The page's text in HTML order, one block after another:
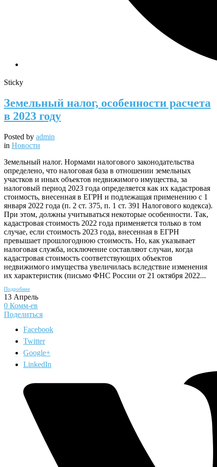
Sticky
Земельный налог, особенности расчета
в 2023 году
Posted by admin
in Новости
Земельный налог. Нормами налогового законодательства
определено, что налоговая база в отношении земельных
участков и иных объектов недвижимого имущества, за
налоговый период 2023 года определяется как их кадастровая
стоимость, внесенная в ЕГРН и подлежащая применению с 1
января 2022 года (п. 2 ст. 375, п. 1 ст. 391 Налогового кодекса).
При этом, должны учитываться некоторые особенности. Так,
кадастровая стоимость 2022 года применяется только в том
случае, если стоимость 2023 года, внесенная в ЕГРН
превышает прошлогоднюю стоимость. Но, как указывает
налоговая служба, исключение составляют случаи, когда
кадастровая стоимость соответствующих объектов
недвижимого имущества увеличилась вследствие изменения
их характеристик (письмо ФНС России от 21 октября 2022...
Подробнее
13 Апрель
0 Комм-ев
Поделиться
Facebook
Twitter
Google+
LinkedIn